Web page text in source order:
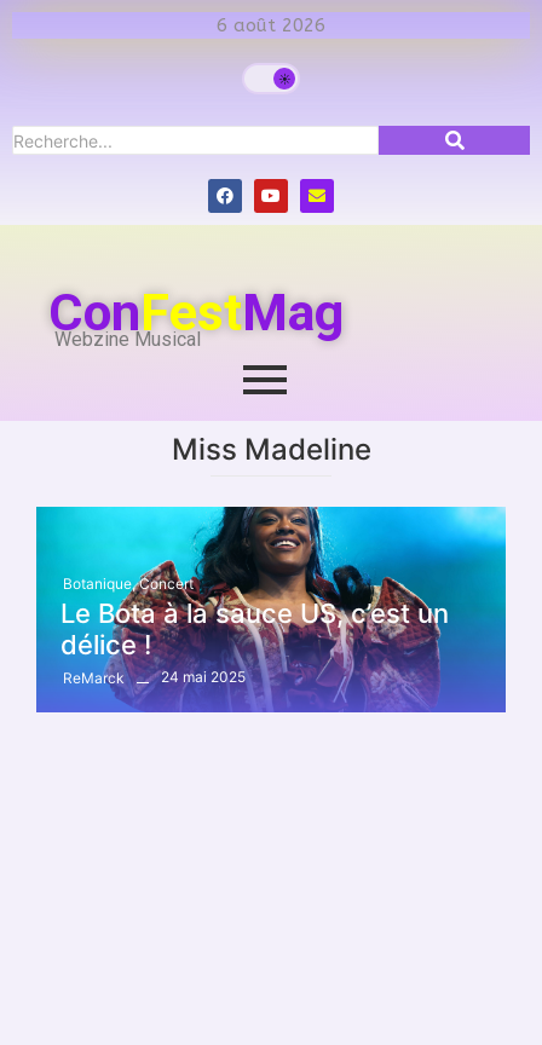
6 août 2026
ConFestMag
Webzine Musical
Miss Madeline
Botanique, Concert
Le Bota à la sauce US, c’est un
délice !
ReMarck 24 mai 2025